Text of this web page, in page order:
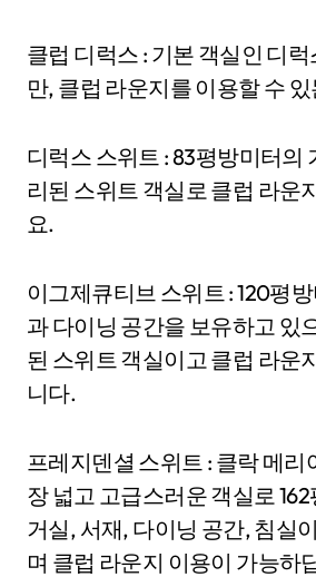
클럽 디럭스 : 기본 객실인 디
만, 클럽 라운지를 이용할 수
디럭스 스위트 : 83평방미터의
리된 스위트 객실로 클럽 라운
요.
이그제큐티브 스위트 : 120평
과 다이닝 공간을 보유하고 있
된 스위트 객실이고 클럽 라운
니다.
프레지덴셜 스위트 : 클락 메리
장 넓고 고급스러운 객실로
거실, 서재, 다이닝 공간, 침실
며 클럽 라운지 이용이 가능하